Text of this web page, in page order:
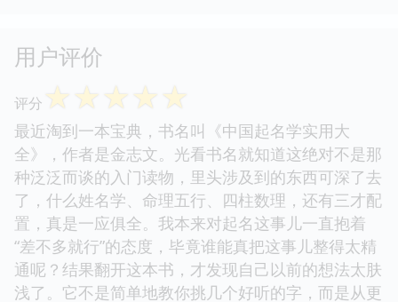
用户评价
评分 ☆☆☆☆☆
最近淘到一本宝典，书名叫《中国起名学实用大
全》，作者是金志文。光看书名就知道这绝对不是那
种泛泛而谈的入门读物，里头涉及到的东西可深了去
了，什么姓名学、命理五行、四柱数理，还有三才配
置，真是一应俱全。我本来对起名这事儿一直抱着
“差不多就行”的态度，毕竟谁能真把这事儿整得太精
通呢？结果翻开这本书，才发现自己以前的想法太肤
浅了。它不是简单地教你挑几个好听的字，而是从更